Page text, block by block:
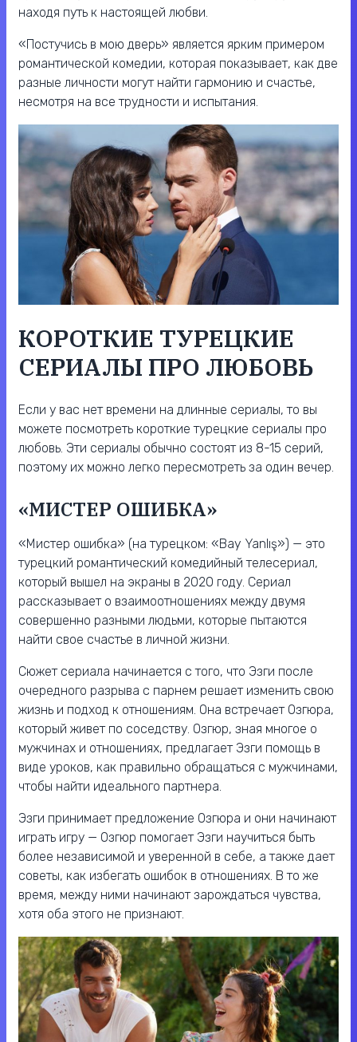
находя путь к настоящей любви.
«Постучись в мою дверь» является ярким примером
романтической комедии, которая показывает, как две
разные личности могут найти гармонию и счастье,
несмотря на все трудности и испытания.
КОРОТКИЕ ТУРЕЦКИЕ
СЕРИАЛЫ ПРО ЛЮБОВЬ
Если у вас нет времени на длинные сериалы, то вы
можете посмотреть короткие турецкие сериалы про
любовь. Эти сериалы обычно состоят из 8-15 серий,
поэтому их можно легко пересмотреть за один вечер.
«МИСТЕР ОШИБКА»
«Мистер ошибка» (на турецком: «Bay Yanlış») — это
турецкий романтический комедийный телесериал,
который вышел на экраны в 2020 году. Сериал
рассказывает о взаимоотношениях между двумя
совершенно разными людьми, которые пытаются
найти свое счастье в личной жизни.
Сюжет сериала начинается с того, что Эзги после
очередного разрыва с парнем решает изменить свою
жизнь и подход к отношениям. Она встречает Озгюра,
который живет по соседству. Озгюр, зная многое о
мужчинах и отношениях, предлагает Эзги помощь в
виде уроков, как правильно обращаться с мужчинами,
чтобы найти идеального партнера.
Эзги принимает предложение Озгюра и они начинают
играть игру — Озгюр помогает Эзги научиться быть
более независимой и уверенной в себе, а также дает
советы, как избегать ошибок в отношениях. В то же
время, между ними начинают зарождаться чувства,
хотя оба этого не признают.